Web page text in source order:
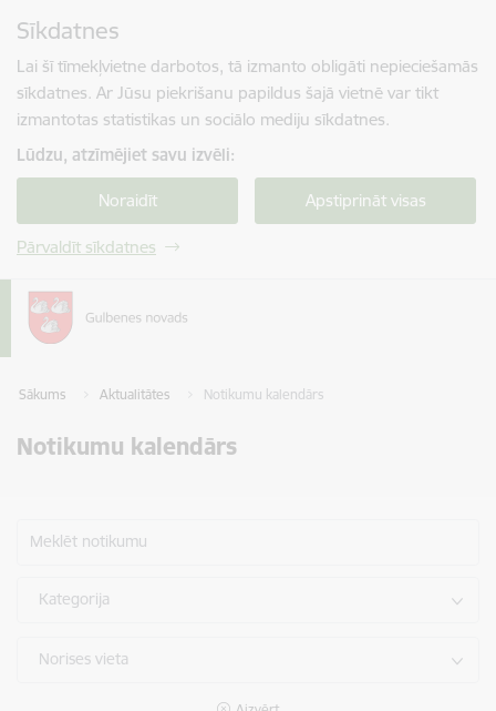
Sīkdatnes
Lai šī tīmekļvietne darbotos, tā izmanto obligāti nepieciešamās
sīkdatnes. Ar Jūsu piekrišanu papildus šajā vietnē var tikt
izmantotas statistikas un sociālo mediju sīkdatnes.
Lūdzu, atzīmējiet savu izvēli:
Noraidīt Apstiprināt visas
Pārvaldīt sīkdatnes
Sākums Aktualitātes Notikumu kalendārs
Notikumu kalendārs
Meklēt notikumu
Kategorija
Norises vieta